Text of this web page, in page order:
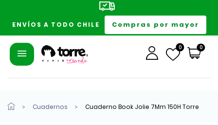
ENVÍOS A TODO CHILE Compras por mayor
0 0
Cuadernos Cuaderno Book Jolie 7Mm 150H Torre